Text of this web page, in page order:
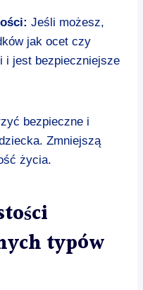
Jeśli możesz,
jak ocet czy
i jest bezpieczniejsze
bezpieczne i
Zmniejszą
życia.
typów